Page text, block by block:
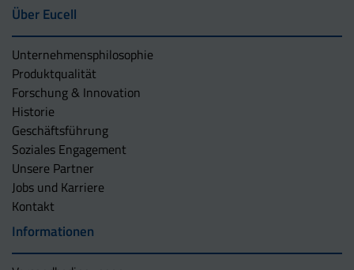
Über Eucell
Unternehmens­philosophie
Produktqualität
Forschung & Innovation
Historie
Geschäftsführung
Soziales Engagement
Unsere Partner
Jobs und Karriere
Kontakt
Informationen